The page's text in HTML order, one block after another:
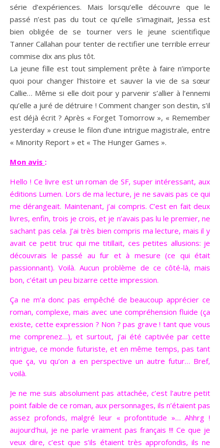
série d’expériences. Mais lorsqu’elle découvre que le
passé n’est pas du tout ce qu’elle s’imaginait, Jessa est
bien obligée de se tourner vers le jeune scientifique
Tanner Callahan pour tenter de rectifier une terrible erreur
commise dix ans plus tôt.
La jeune fille est tout simplement prête à faire n’importe
quoi pour changer l’histoire et sauver la vie de sa sœur
Callie… Même si elle doit pour y parvenir s’allier à l’ennemi
qu’elle a juré de détruire ! Comment changer son destin, s’il
est déjà écrit ? Après « Forget Tomorrow », « Remember
yesterday » creuse le filon d’une intrigue magistrale, entre
« Minority Report » et « The Hunger Games ».
Mon avis :
Hello ! Ce livre est un roman de SF, super intéressant, aux
éditions Lumen. Lors de ma lecture, je ne savais pas ce qui
me dérangeait. Maintenant, j’ai compris. C’est en fait deux
livres, enfin, trois je crois, et je n’avais pas lu le premier, ne
sachant pas cela. J’ai très bien compris ma lecture, mais il y
avait ce petit truc qui me titillait, ces petites allusions: je
découvrais le passé au fur et à mesure (ce qui était
passionnant). Voilà. Aucun problème de ce côté-là, mais
bon, c’était un peu bizarre cette impression.
Ça ne m’a donc pas empêché de beaucoup apprécier ce
roman, complexe, mais avec une compréhension fluide (ça
existe, cette expression ? Non ? pas grave ! tant que vous
me comprenez…), et surtout, j’ai été captivée par cette
intrigue, ce monde futuriste, et en même temps, pas tant
que ça, vu qu’on a en perspective un autre futur… Bref,
voilà.
Je ne me suis absolument pas attachée, c’est l’autre petit
point faible de ce roman, aux personnages, ils n’étaient pas
assez profonds, malgré leur « profontitude »… Ahhrg !
aujourd’hui, je ne parle vraiment pas français !!! Ce que je
veux dire, c’est que s’ils étaient très approfondis, ils ne